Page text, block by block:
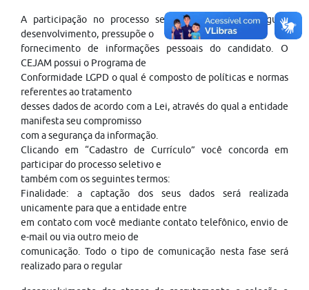
A participação no processo seletivo, para o seu regular
desenvolvimento, pressupõe o
fornecimento de informações pessoais do candidato. O
CEJAM possui o Programa de
Conformidade LGPD o qual é composto de políticas e normas
referentes ao tratamento
desses dados de acordo com a Lei, através do qual a entidade
manifesta seu compromisso
com a segurança da informação.
Clicando em “Cadastro de Currículo” você concorda em
participar do processo seletivo e
também com os seguintes termos:
Finalidade: a captação dos seus dados será realizada
unicamente para que a entidade entre
em contato com você mediante contato telefônico, envio de
e-mail ou via outro meio de
comunicação. Todo o tipo de comunicação nesta fase será
realizado para o regular